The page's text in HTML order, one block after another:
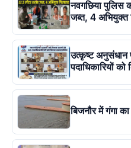
नवगछिया पुलिस
जब्त, 4 अभियुक्त
उत्कृष्ट अनुसंधान
पदाधिकारियों को
बिजनौर में गंगा